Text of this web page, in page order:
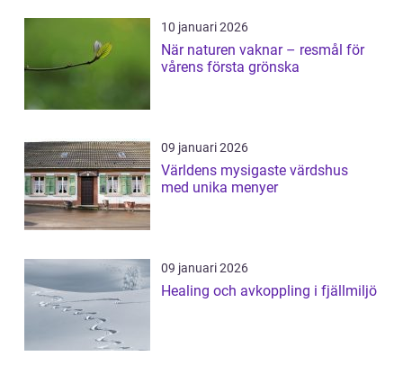
10 januari 2026
När naturen vaknar – resmål för
vårens första grönska
09 januari 2026
Världens mysigaste värdshus
med unika menyer
09 januari 2026
Healing och avkoppling i fjällmiljö